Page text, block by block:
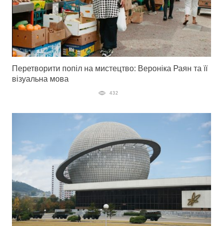
Перетворити попіл на мистецтво: Вероніка Раян та її
візуальна мова
432